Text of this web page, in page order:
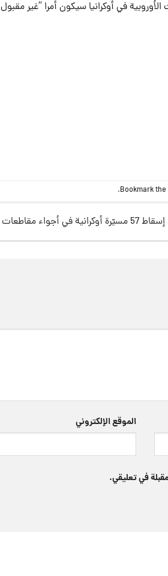
في أوكرانيا سيكون أمرا “غير مقبول
.
مقاطعات عدة
الموقع الإلكتروني
في تعليقي.